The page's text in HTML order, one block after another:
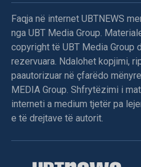
Deklarata e Kurtit dhe vendimi
Avni Dehari, për të ndërprerë
kërkese, nxitën reagime të
fizike e verbale mes
pushtetit.
Opozita akuzoi kryesuesin për
bllokim të qëllimshëm të
caktohet në një moment të
Faqja në internet UBTNEWS
nga UBT Media Group.
copyright të UBT Media Group
rezervuara. Ndalohet kopjimi,
paautorizuar në çfarëdo
MEDIA Group. Shfrytëzimi i
interneti a medium tjetër pa
e të drejtave të autorit.